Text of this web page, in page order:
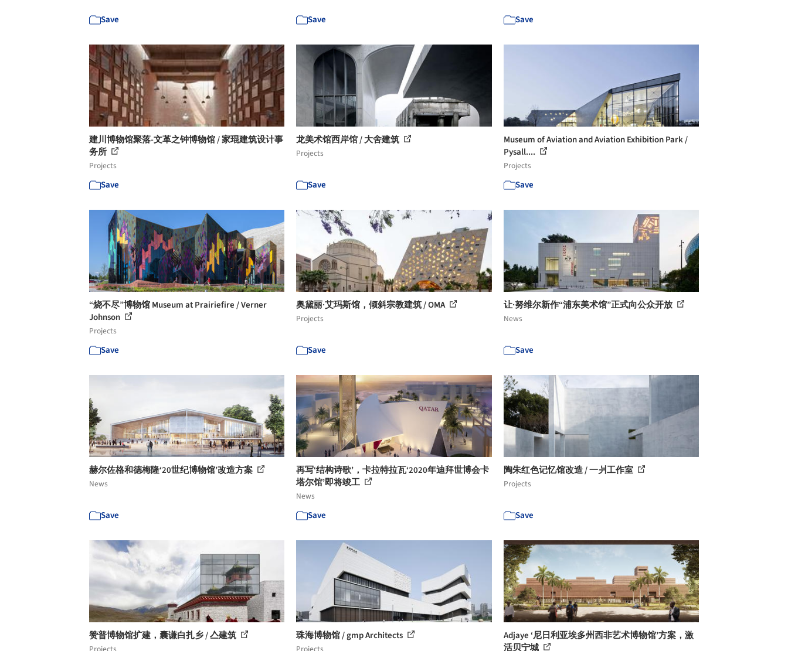
Save Save Save
建川博物馆聚落-文革之钟博物馆 / 家琨建筑设计事
务所
Projects
Save
龙美术馆西岸馆 / 大舍建筑
Projects
Save
Museum of Aviation and Aviation Exhibition Park /
Pysall....
Projects
Save
“烧不尽”博物馆 Museum at Prairiefire / Verner
Johnson
Projects
Save
奥黛丽·艾玛斯馆，倾斜宗教建筑 / OMA
Projects
Save
让·努维尔新作“浦东美术馆”正式向公众开放
News
Save
赫尔佐格和德梅隆‘20世纪博物馆’改造方案
News
Save
再写‘结构诗歌’，卡拉特拉瓦‘2020年迪拜世博会卡
塔尔馆’即将竣工
News
Save
陶朱红色记忆馆改造 / 一爿工作室
Projects
Save
赞普博物馆扩建，囊谦白扎乡 / 亼建筑 珠海博物馆 / gmp Architects
Adjaye ‘尼日利亚埃多州西非艺术博物馆’方案，激
活贝宁城